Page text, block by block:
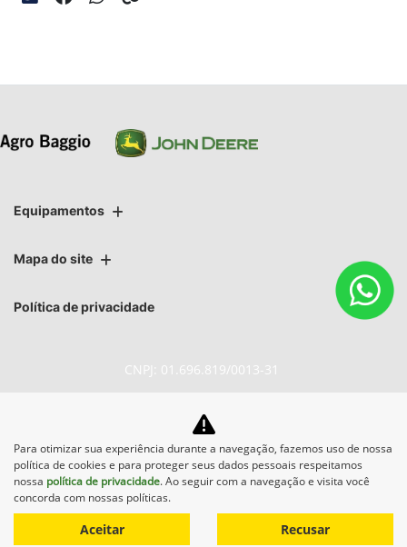
Equipamentos
Mapa do site
Política de privacidade
CNPJ: 01.696.819/0013-31
No trânsito, enxergar o outro
salva vidas.
Desenvolvido pela DEALERSPACE ® Direitos Reservados.
Para otimizar sua experiência durante a navegação, fazemos uso de nossa
política de cookies e para proteger seus dados pessoais respeitamos
nossa política de privacidade. Ao seguir com a navegação e visita você
concorda com nossas políticas.
Aceitar Recusar